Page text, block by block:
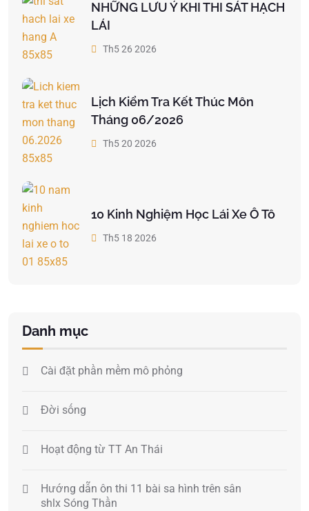
NHỮNG LƯU Ý KHI THI SÁT HẠCH
LÁI
Th5 26 2026
Lịch Kiểm Tra Kết Thúc Môn
Tháng 06/2026
Th5 20 2026
10 Kinh Nghiệm Học Lái Xe Ô Tô
Th5 18 2026
Danh mục
Cài đặt phần mềm mô phỏng
Đời sống
Hoạt động từ TT An Thái
Hướng dẫn ôn thi 11 bài sa hình trên sân
shlx Sóng Thần